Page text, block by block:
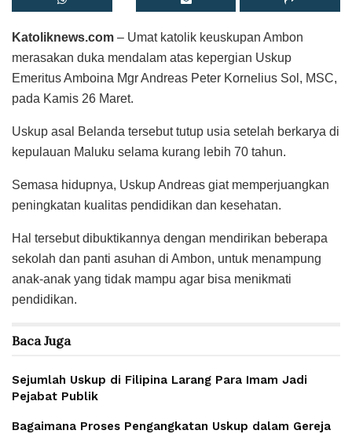
Katoliknews.com – Umat katolik keuskupan Ambon
merasakan duka mendalam atas kepergian Uskup
Emeritus Amboina Mgr Andreas Peter Kornelius Sol, MSC,
pada Kamis 26 Maret.
Uskup asal Belanda tersebut tutup usia setelah berkarya di
kepulauan Maluku selama kurang lebih 70 tahun.
Semasa hidupnya, Uskup Andreas giat memperjuangkan
peningkatan kualitas pendidikan dan kesehatan.
Hal tersebut dibuktikannya dengan mendirikan beberapa
sekolah dan panti asuhan di Ambon, untuk menampung
anak-anak yang tidak mampu agar bisa menikmati
pendidikan.
Baca Juga
Sejumlah Uskup di Filipina Larang Para Imam Jadi
Pejabat Publik
Bagaimana Proses Pengangkatan Uskup dalam Gereja